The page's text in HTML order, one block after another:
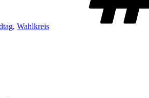
, Wahlkreis